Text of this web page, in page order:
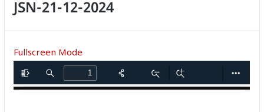
JSN-21-12-2024
Fullscreen Mode